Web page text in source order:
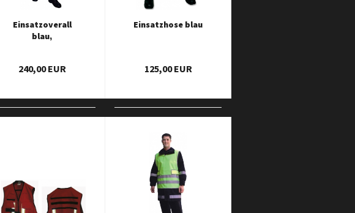
Einsatzoverall
blau,
240,00 EUR
Einsatzhose blau
125,00 EUR